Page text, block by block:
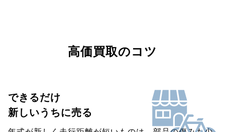
高価買取のコツ
できるだけ
新しいうちに売る